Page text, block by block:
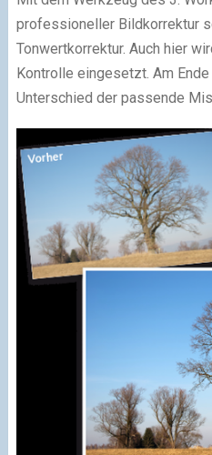
professioneller Bildkorrektur
Tonwertkorrektur. Auch hier
Kontrolle eingesetzt. Am
Unterschied der passende